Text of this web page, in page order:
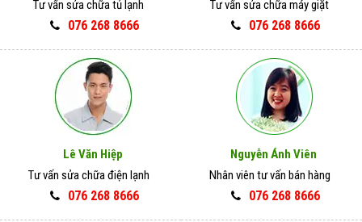
Tư vấn sửa chữa tủ lạnh
076 268 8666
Tư vấn sửa chữa máy giặt
076 268 8666
Lê Văn Hiệp
Tư vấn sửa chữa điện lạnh
076 268 8666
Nguyễn Ánh Viên
Nhân viên tư vấn bán hàng
076 268 8666